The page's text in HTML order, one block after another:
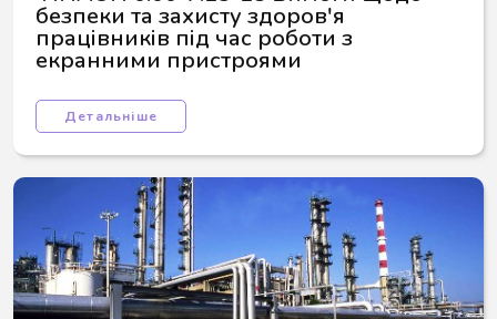
безпеки та захисту здоров'я
працівників під час роботи з
екранними пристроями
Детальніше